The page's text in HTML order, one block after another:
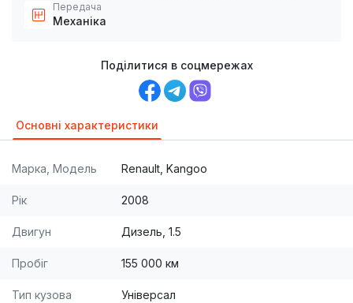
Передача
Механіка
Поділитися в соцмережах
Основні характеристики
Марка, Модель Renault, Kangoo
Рік 2008
Двигун Дизель, 1.5
Пробіг 155 000 км
Тип кузова Універсал